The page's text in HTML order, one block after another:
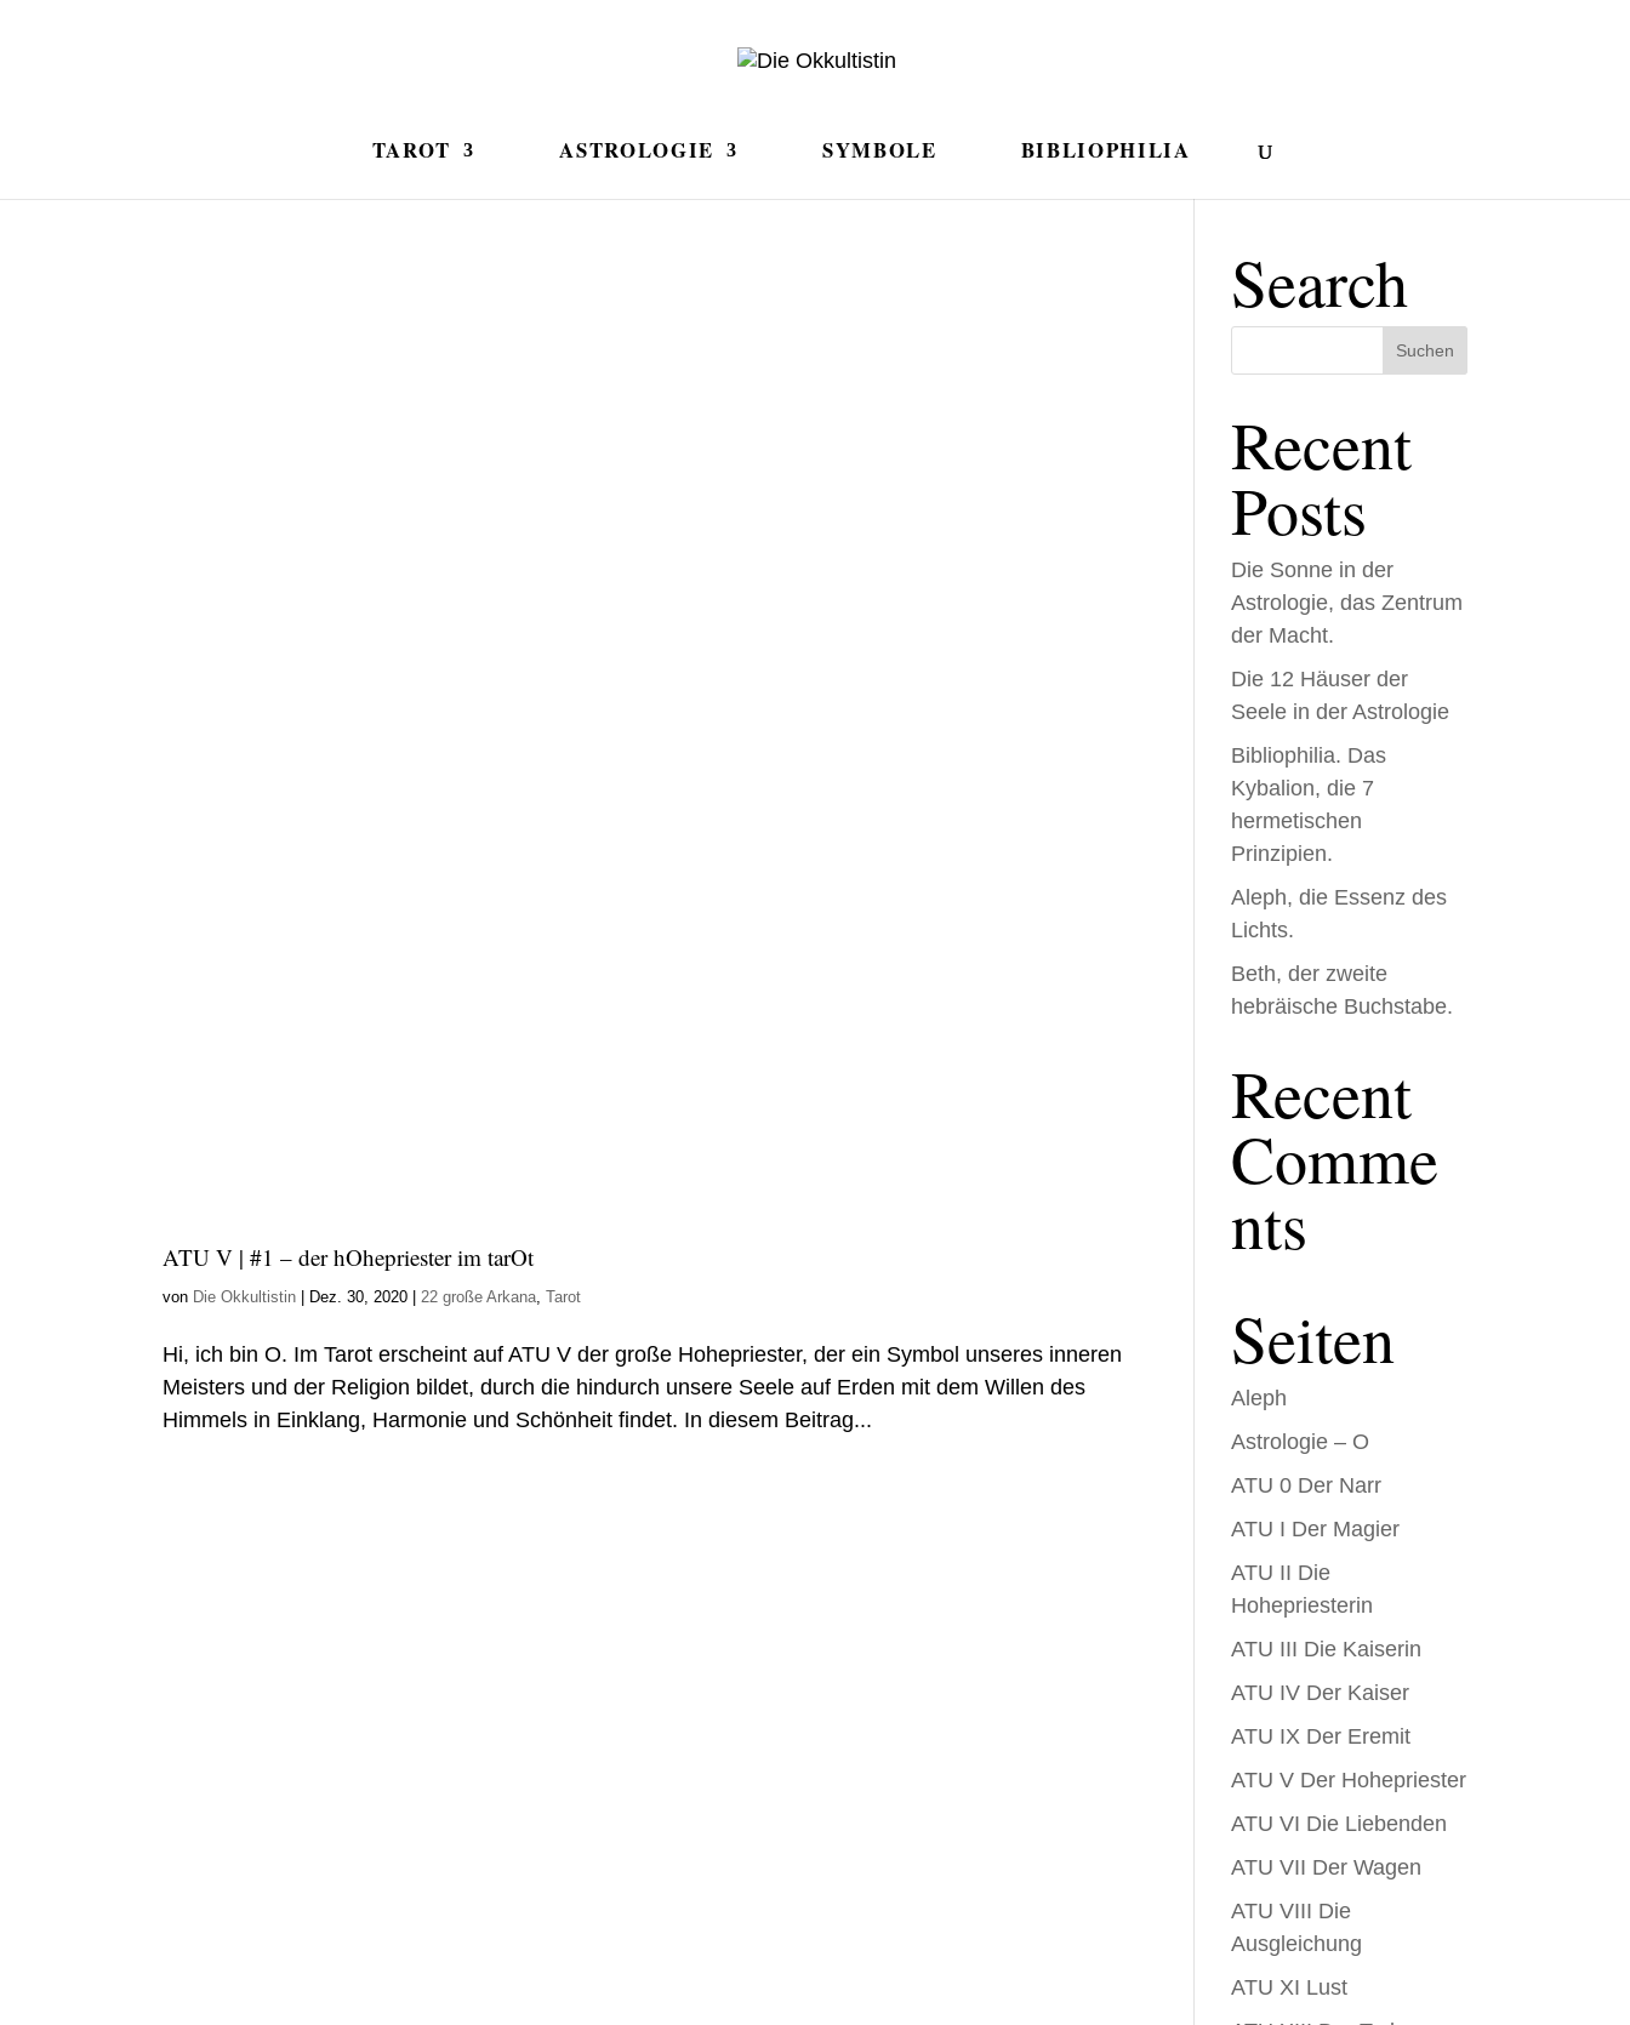
TAROT ASTROLOGIE SYMBOLE BIBLIOPHILIA
ATU V | #1 – der hOhepriester im tarOt
von Die Okkultistin | Dez. 30, 2020 | 22 große Arkana ,Tarot
Hi, ich bin O. Im Tarot erscheint auf ATU V der große Hohepriester, der ein Symbol unseres inneren
Meisters und der Religion bildet, durch die hindurch unsere Seele auf Erden mit dem Willen des
Himmels in Einklang, Harmonie und Schönheit findet. In diesem Beitrag...
Search
Recent
Posts
Die Sonne in der
Astrologie, das Zentrum
der Macht.
Die 12 Häuser der
Seele in der Astrologie
Bibliophilia. Das
Kybalion, die 7
hermetischen
Prinzipien.
Aleph, die Essenz des
Lichts.
Beth, der zweite
hebräische Buchstabe.
Recent
Comme
nts
Seiten
Aleph
Astrologie – O
ATU 0 Der Narr
ATU I Der Magier
ATU II Die
Hohepriesterin
ATU III Die Kaiserin
ATU IV Der Kaiser
ATU IX Der Eremit
ATU V Der Hohepriester
ATU VI Die Liebenden
ATU VII Der Wagen
ATU VIII Die
Ausgleichung
ATU XI Lust